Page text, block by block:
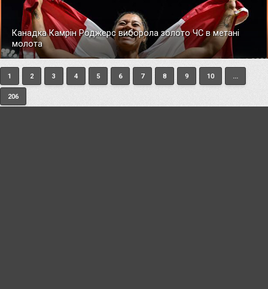
Канадка Камрін Роджерс виборола золото ЧС в метані
молота
1 2 3 4 5 6 7 8 9 10 ...
206